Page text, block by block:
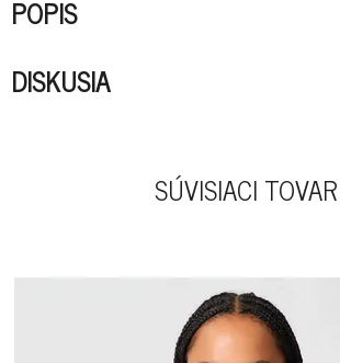
POPIS
DISKUSIA
SÚVISIACI TOVAR